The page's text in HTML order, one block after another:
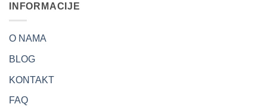
INFORMACIJE
O NAMA
BLOG
KONTAKT
FAQ